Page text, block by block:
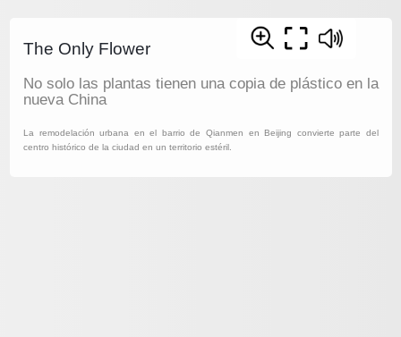
The Only Flower
No solo las plantas tienen una copia de plástico en la
nueva China
La remodelación urbana en el barrio de Qianmen en Beijing convierte parte del
centro histórico de la ciudad en un territorio estéril.